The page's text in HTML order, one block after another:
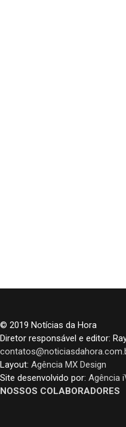
© 2019 Notícias da Hora
Diretor responsável e editor:
Layout: Agência MX Design
Site desenvolvido por: Agência
NOSSOS COLABORADORES